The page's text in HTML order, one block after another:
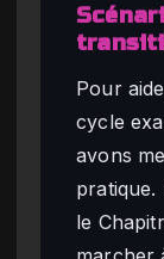
Pour
cycle
avons
le